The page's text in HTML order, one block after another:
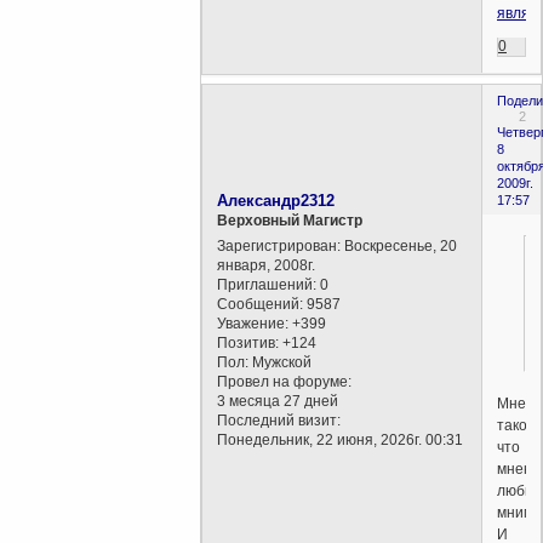
0
2
8
2009г.
17:57
Александр2312
Верховный Магистр
Зарегистрирован: Воскресенье, 20
января, 2008г.
Приглашений: 0
Сообщений: 9587
Уважение: +399
Позитив: +124
Пол: Мужской
Провел на форуме:
3 месяца 27 дней
Последний визит:
Понедельник, 22 июня, 2026г. 00:31
что
любые
И